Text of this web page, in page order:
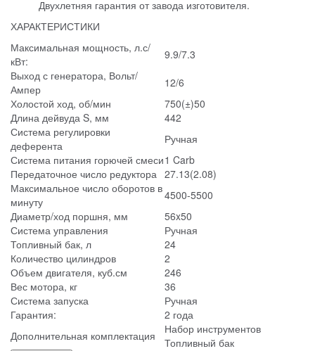
Двухлетняя гарантия от завода изготовителя.
ХАРАКТЕРИСТИКИ
Максимальная мощность, л.с/
кВт:
9.9/7.3
Выход с генератора, Вольт/
Ампер
12/6
Холостой ход, об/мин
750(±)50
Длина дейвуда S, мм
442
Система регулировки
деферента
Ручная
Система питания горючей смеси1 Carb
Передаточное число редуктора 27.13(2.08)
Максимальное число оборотов в
минуту
4500-5500
Диаметр/ход поршня, мм
56x50
Система управления
Ручная
Топливный бак, л
24
Количество цилиндров
2
Объем двигателя, куб.см
246
Вес мотора, кг
36
Система запуска
Ручная
Гарантия:
2 года
Дополнительная комплектация
Набор инструментов
Топливный бак